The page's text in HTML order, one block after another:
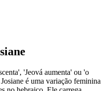
'Jeová aumenta' ou 'o
é uma variação feminina